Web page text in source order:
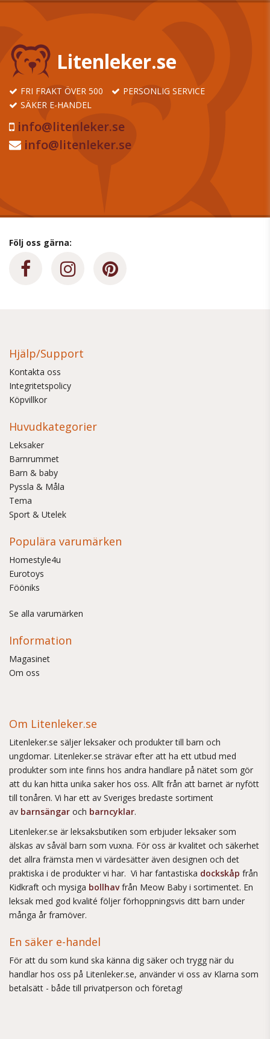
Litenleker.se
FRI FRAKT ÖVER 500
PERSONLIG SERVICE
SÄKER E-HANDEL
info@litenleker.se
info@litenleker.se
Följ oss gärna:
Hjälp/Support
Kontakta oss
Integritetspolicy
Köpvillkor
Huvudkategorier
Leksaker
Barnrummet
Barn & baby
Pyssla & Måla
Tema
Sport & Utelek
Populära varumärken
Homestyle4u
Eurotoys
Fööniks
Se alla varumärken
Information
Magasinet
Om oss
Om Litenleker.se
Litenleker.se säljer leksaker och produkter till barn och
ungdomar. Litenleker.se strävar efter att ha ett utbud med
produkter som inte finns hos andra handlare på nätet som gör
att du kan hitta unika saker hos oss. Allt från att barnet är nyfött
till tonåren. Vi har ett av Sveriges bredaste sortiment
av barnsängar och barncyklar.
Litenleker.se är leksaksbutiken som erbjuder leksaker som
älskas av såväl barn som vuxna. För oss är kvalitet och säkerhet
det allra främsta men vi värdesätter även designen och det
praktiska i de produkter vi har. Vi har fantastiska dockskåp från
Kidkraft och mysiga bollhavfrån Meow Baby i sortimentet. En
leksak med god kvalité följer förhoppningsvis ditt barn under
många år framöver.
En säker e-handel
För att du som kund ska känna dig säker och trygg när du
handlar hos oss på Litenleker.se, använder vi oss av Klarna som
betalsätt - både till privatperson och företag!